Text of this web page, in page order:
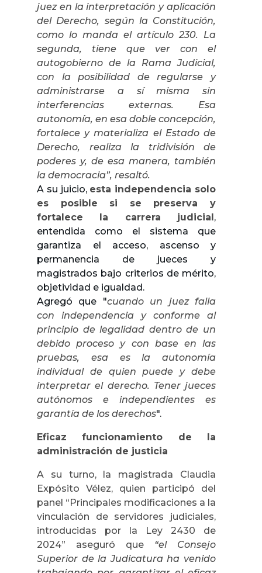
juez en la interpretación y aplicación
del Derecho, según la Constitución,
como lo manda el artículo 230. La
segunda, tiene que ver con el
autogobierno de la Rama Judicial,
con la posibilidad de regularse y
administrarse a sí misma sin
interferencias externas. Esa
autonomía, en esa doble concepción,
fortalece y materializa el Estado de
Derecho, realiza la tridivisión de
poderes y, de esa manera, también
la democracia”, resaltó.
A su juicio, esta independencia solo
es posible si se preserva y
fortalece la carrera judicial,
entendida como el sistema que
garantiza el acceso, ascenso y
permanencia de jueces y
magistrados bajo criterios de mérito,
objetividad e igualdad.
Agregó que "cuando un juez falla
con independencia y conforme al
principio de legalidad dentro de un
debido proceso y con base en las
pruebas, esa es la autonomía
individual de quien puede y debe
interpretar el derecho. Tener jueces
autónomos e independientes es
garantía de los derechos".
Eficaz funcionamiento de la
administración de justicia
A su turno, la magistrada Claudia
Expósito Vélez, quien participó del
panel “Principales modificaciones a la
vinculación de servidores judiciales,
introducidas por la Ley 2430 de
2024” aseguró que “el Consejo
Superior de la Judicatura ha venido